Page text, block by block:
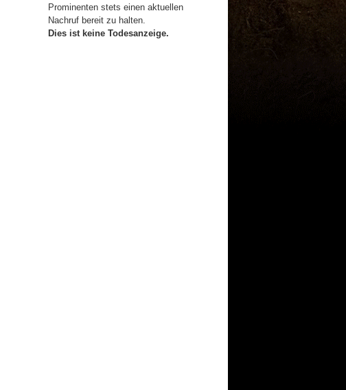
Prominenten stets einen aktuellen
Nachruf bereit zu halten.
Dies ist keine Todesanzeige.